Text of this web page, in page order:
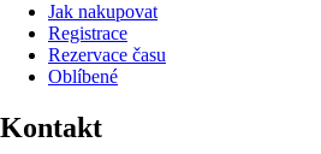
Jak nakupovat
Registrace
Rezervace času
Oblíbené
Kontakt